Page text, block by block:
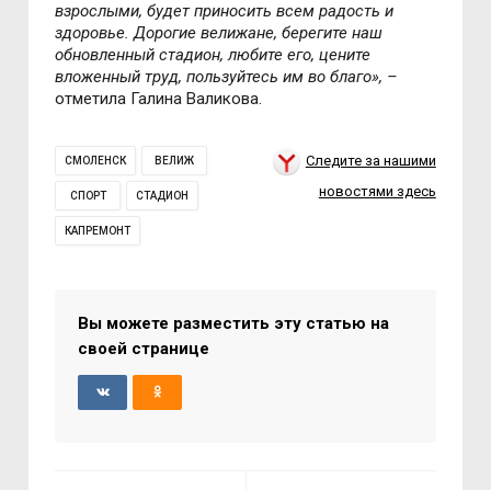
взрослыми, будет приносить всем радость и
здоровье. Дорогие велижане, берегите наш
обновленный стадион, любите его, цените
вложенный труд, пользуйтесь им во благо», –
отметила Галина Валикова.
СМОЛЕНСК ВЕЛИЖ
СПОРТ СТАДИОН
КАПРЕМОНТ
Следите за нашими
новостями здесь
Вы можете разместить эту статью на
своей странице